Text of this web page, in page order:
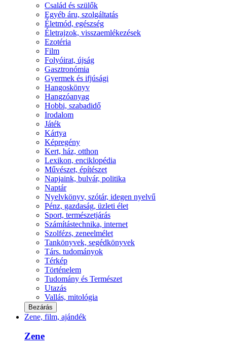
Család és szülők
Egyéb áru, szolgáltatás
Életmód, egészség
Életrajzok, visszaemlékezések
Ezotéria
Film
Folyóirat, újság
Gasztronómia
Gyermek és ifjúsági
Hangoskönyv
Hangzóanyag
Hobbi, szabadidő
Irodalom
Játék
Kártya
Képregény
Kert, ház, otthon
Lexikon, enciklopédia
Művészet, építészet
Napjaink, bulvár, politika
Naptár
Nyelvkönyv, szótár, idegen nyelvű
Pénz, gazdaság, üzleti élet
Sport, természetjárás
Számítástechnika, internet
Szolfézs, zeneelmélet
Tankönyvek, segédkönyvek
Társ. tudományok
Térkép
Történelem
Tudomány és Természet
Utazás
Vallás, mitológia
Bezárás
Zene, film, ajándék
Zene